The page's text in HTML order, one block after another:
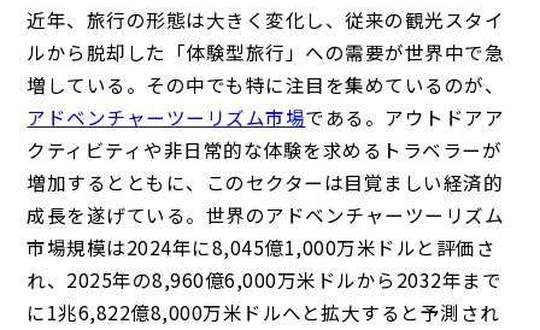
近年、旅行の形態は大きく変化し、従来の観光スタイ
ルから脱却した「体験型旅行」への需要が世界中で急
増している。その中でも特に注目を集めているのが、
アドベンチャーツーリズム市場である。アウトドアア
クティビティや非日常的な体験を求めるトラベラーが
増加するとともに、このセクターは目覚ましい経済的
成長を遂げている。世界のアドベンチャーツーリズム
市場規模は2024年に8,045億1,000万米ドルと評価さ
れ、2025年の8,960億6,000万米ドルから2032年まで
に1兆6,822億8,000万米ドルへと拡大すると予測され